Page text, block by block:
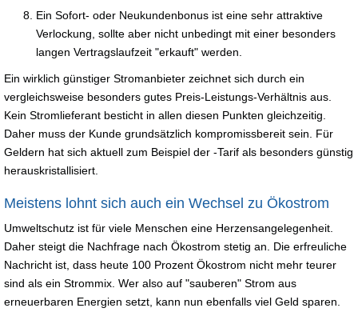
Ein Sofort- oder Neukundenbonus ist eine sehr attraktive
Verlockung, sollte aber nicht unbedingt mit einer besonders
langen Vertragslaufzeit "erkauft" werden.
Ein wirklich günstiger Stromanbieter zeichnet sich durch ein
vergleichsweise besonders gutes Preis-Leistungs-Verhältnis aus.
Kein Stromlieferant besticht in allen diesen Punkten gleichzeitig.
Daher muss der Kunde grundsätzlich kompromissbereit sein. Für
Geldern hat sich aktuell zum Beispiel der -Tarif als besonders günstig
herauskristallisiert.
Meistens lohnt sich auch ein Wechsel zu Ökostrom
Umweltschutz ist für viele Menschen eine Herzensangelegenheit.
Daher steigt die Nachfrage nach Ökostrom stetig an. Die erfreuliche
Nachricht ist, dass heute 100 Prozent Ökostrom nicht mehr teurer
sind als ein Strommix. Wer also auf "sauberen" Strom aus
erneuerbaren Energien setzt, kann nun ebenfalls viel Geld sparen.